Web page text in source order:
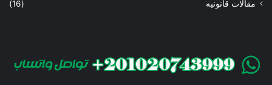
مقالات قانونيه
(16)